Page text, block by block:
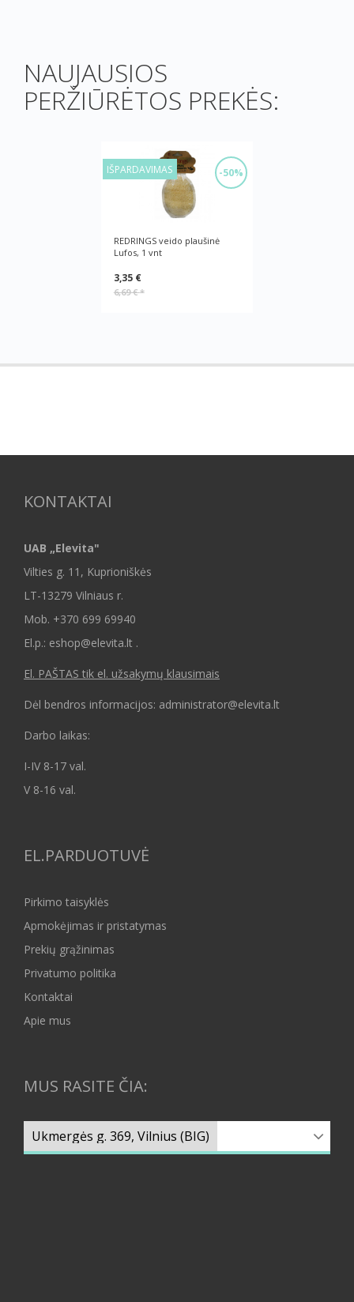
NAUJAUSIOS
PERŽIŪRĖTOS PREKĖS:
-50%
IŠPARDAVIMAS
REDRINGS veido plaušinė
Lufos, 1 vnt
3,35 €
6,69 €*
KONTAKTAI
UAB „Elevita"
Vilties g. 11, Kuprioniškės
LT-13279 Vilniaus r.
Mob. +370 699 69940
El.p.: eshop@elevita.lt .
El. PAŠTAS tik el. užsakymų klausimais
Dėl bendros informacijos: administrator@elevita.lt
Darbo laikas:
I-IV 8-17 val.
V 8-16 val.
EL.PARDUOTUVĖ
Pirkimo taisyklės
Apmokėjimas ir pristatymas
Prekių grąžinimas
Privatumo politika
Kontaktai
Apie mus
MUS RASITE ČIA: